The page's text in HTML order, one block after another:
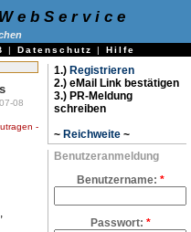
| Datenschutz | Hilfe
08
-
1.) Registrieren
2.) eMail Link bestätigen
3.) PR-Meldung
schreiben
~ Reichweite ~
Benutzeranmeldung
Benutzername: *
Passwort: *